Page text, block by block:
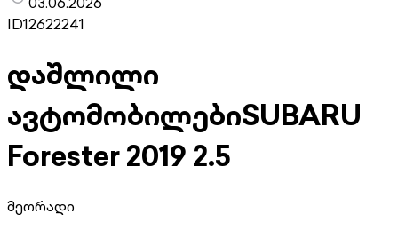
ID12622241
დაშლილი
ავტომობილებიSUBARU
Forester 2019 2.5
მეორადი